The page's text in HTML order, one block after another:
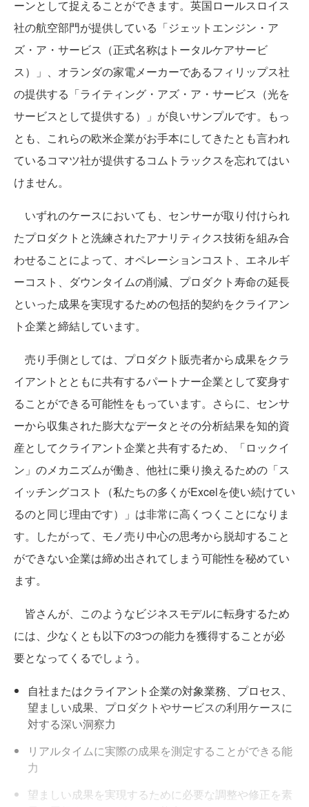
ーンとして捉えることができます。英国ロールスロイス
社の航空部門が提供している「ジェットエンジン・ア
ズ・ア・サービス（正式名称はトータルケアサービ
ス）」、オランダの家電メーカーであるフィリップス社
の提供する「ライティング・アズ・ア・サービス（光を
サービスとして提供する）」が良いサンプルです。もっ
とも、これらの欧米企業がお手本にしてきたとも言われ
ているコマツ社が提供するコムトラックスを忘れてはい
けません。
いずれのケースにおいても、センサーが取り付けられ
たプロダクトと洗練されたアナリティクス技術を組み合
わせることによって、オペレーションコスト、エネルギ
ーコスト、ダウンタイムの削減、プロダクト寿命の延長
といった成果を実現するための包括的契約をクライアン
ト企業と締結しています。
売り手側としては、プロダクト販売者から成果をクラ
イアントとともに共有するパートナー企業として変身す
ることができる可能性をもっています。さらに、センサ
ーから収集された膨大なデータとその分析結果を知的資
産としてクライアント企業と共有するため、「ロックイ
ン」のメカニズムが働き、他社に乗り換えるための「ス
イッチングコスト（私たちの多くがExcelを使い続けてい
るのと同じ理由です）」は非常に高くつくことになりま
す。したがって、モノ売り中心の思考から脱却すること
ができない企業は締め出されてしまう可能性を秘めてい
ます。
皆さんが、このようなビジネスモデルに転身するため
には、少なくとも以下の3つの能力を獲得することが必
要となってくるでしょう。
自社またはクライアント企業の対象業務、プロセス、
望ましい成果、プロダクトやサービスの利用ケースに
対する深い洞察力
リアルタイムに実際の成果を測定することができる能
力
望ましい成果を実現するために必要な調整や修正を素